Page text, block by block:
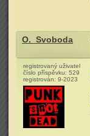
O._Svoboda
registrovaný uživatel
číslo příspěvku: 529
registrován: 9-2023